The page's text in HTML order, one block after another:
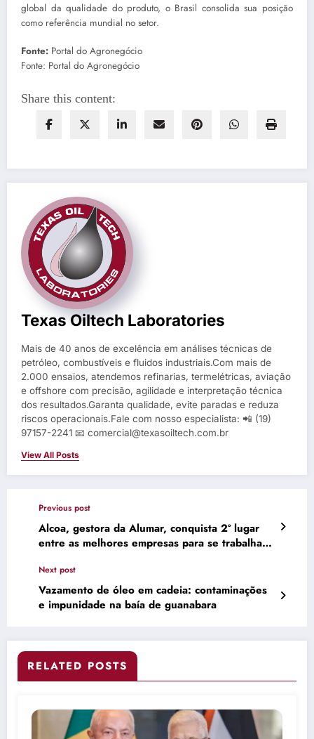
global da qualidade do produto, o Brasil consolida sua posição
como referência mundial no setor.
Fonte: Portal do Agronegócio
Fonte: Portal do Agronegócio
Share this content:
Texas Oiltech Laboratories
Mais de 40 anos de excelência em análises técnicas de
petróleo, combustíveis e fluidos industriais.Com mais de
2.000 ensaios, atendemos refinarias, termelétricas, aviação
e offshore com precisão, agilidade e interpretação técnica
dos resultados.Garanta qualidade, evite paradas e reduza
riscos operacionais.Fale com nosso especialista: 📲 (19)
97157-2241 📧 comercial@texasoiltech.com.br
View All Posts
Previous post
Alcoa, gestora da Alumar, conquista 2º lugar
entre as melhores empresas para se trabalhar
Next post
Vazamento de óleo em cadeia: contaminações
e impunidade na baía de guanabara
RELATED POSTS